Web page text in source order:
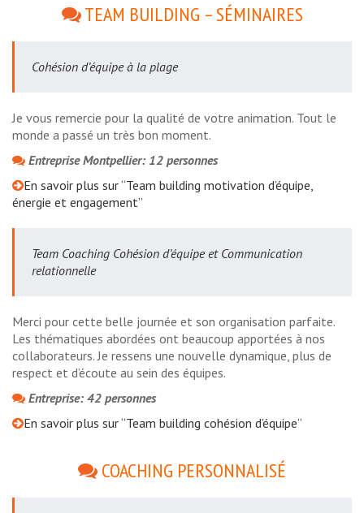
TEAM BUILDING – SÉMINAIRES
Cohésion d’équipe à la plage
Je vous remercie pour la qualité de votre animation. Tout le
monde a passé un très bon moment.
Entreprise Montpellier: 12 personnes
En savoir plus sur “Team building motivation d’équipe,
énergie et engagement”
Team Coaching Cohésion d’équipe et Communication
relationnelle
Merci pour cette belle journée et son organisation parfaite.
Les thématiques abordées ont beaucoup apportées à nos
collaborateurs. Je ressens une nouvelle dynamique, plus de
respect et d’écoute au sein des équipes.
Entreprise: 42 personnes
En savoir plus sur “Team building cohésion d’équipe”
COACHING PERSONNALISÉ